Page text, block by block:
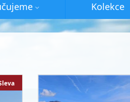
Kolekce